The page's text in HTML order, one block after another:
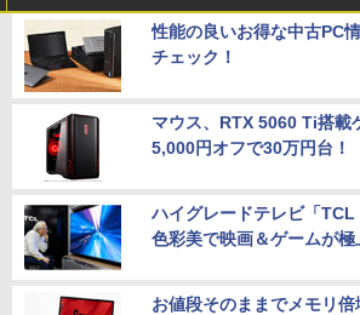
性能の良いお得な中古PC
チェック！
マウス、RTX 5060 Ti搭載
5,000円オフで30万円台！
ハイグレードテレビ「
色彩美で映画＆ゲームが極
お値段そのままでメモリ